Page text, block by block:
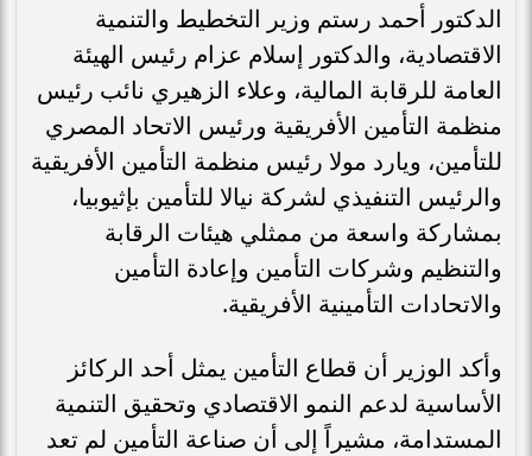
الدكتور أحمد رستم وزير التخطيط والتنمية
الاقتصادية، والدكتور إسلام عزام رئيس الهيئة
العامة للرقابة المالية، وعلاء الزهيري نائب رئيس
منظمة التأمين الأفريقية ورئيس الاتحاد المصري
للتأمين، ويارد مولا رئيس منظمة التأمين الأفريقية
والرئيس التنفيذي لشركة نيالا للتأمين بإثيوبيا،
بمشاركة واسعة من ممثلي هيئات الرقابة
والتنظيم وشركات التأمين وإعادة التأمين
والاتحادات التأمينية الأفريقية.
وأكد الوزير أن قطاع التأمين يمثل أحد الركائز
الأساسية لدعم النمو الاقتصادي وتحقيق التنمية
المستدامة، مشيراً إلى أن صناعة التأمين لم تعد